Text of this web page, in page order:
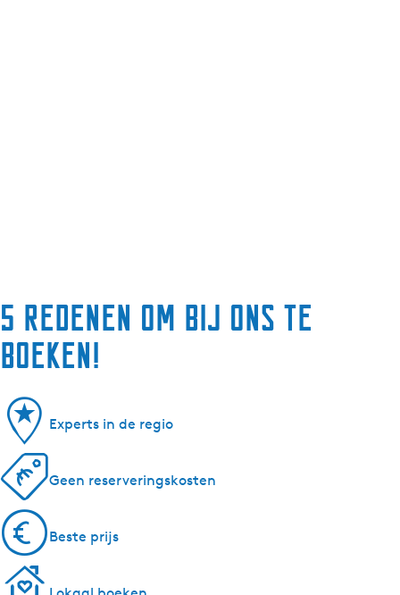
5 redenen om bij ons te
boeken!
Experts in de regio
Geen reserveringskosten
Beste prijs